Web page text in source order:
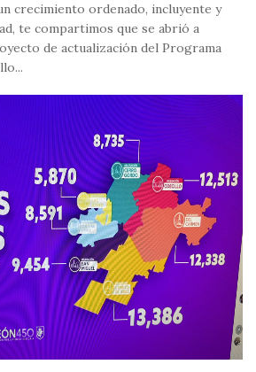
crecimiento ordenado, incluyente y
te compartimos que se abrió a
de actualización del Programa